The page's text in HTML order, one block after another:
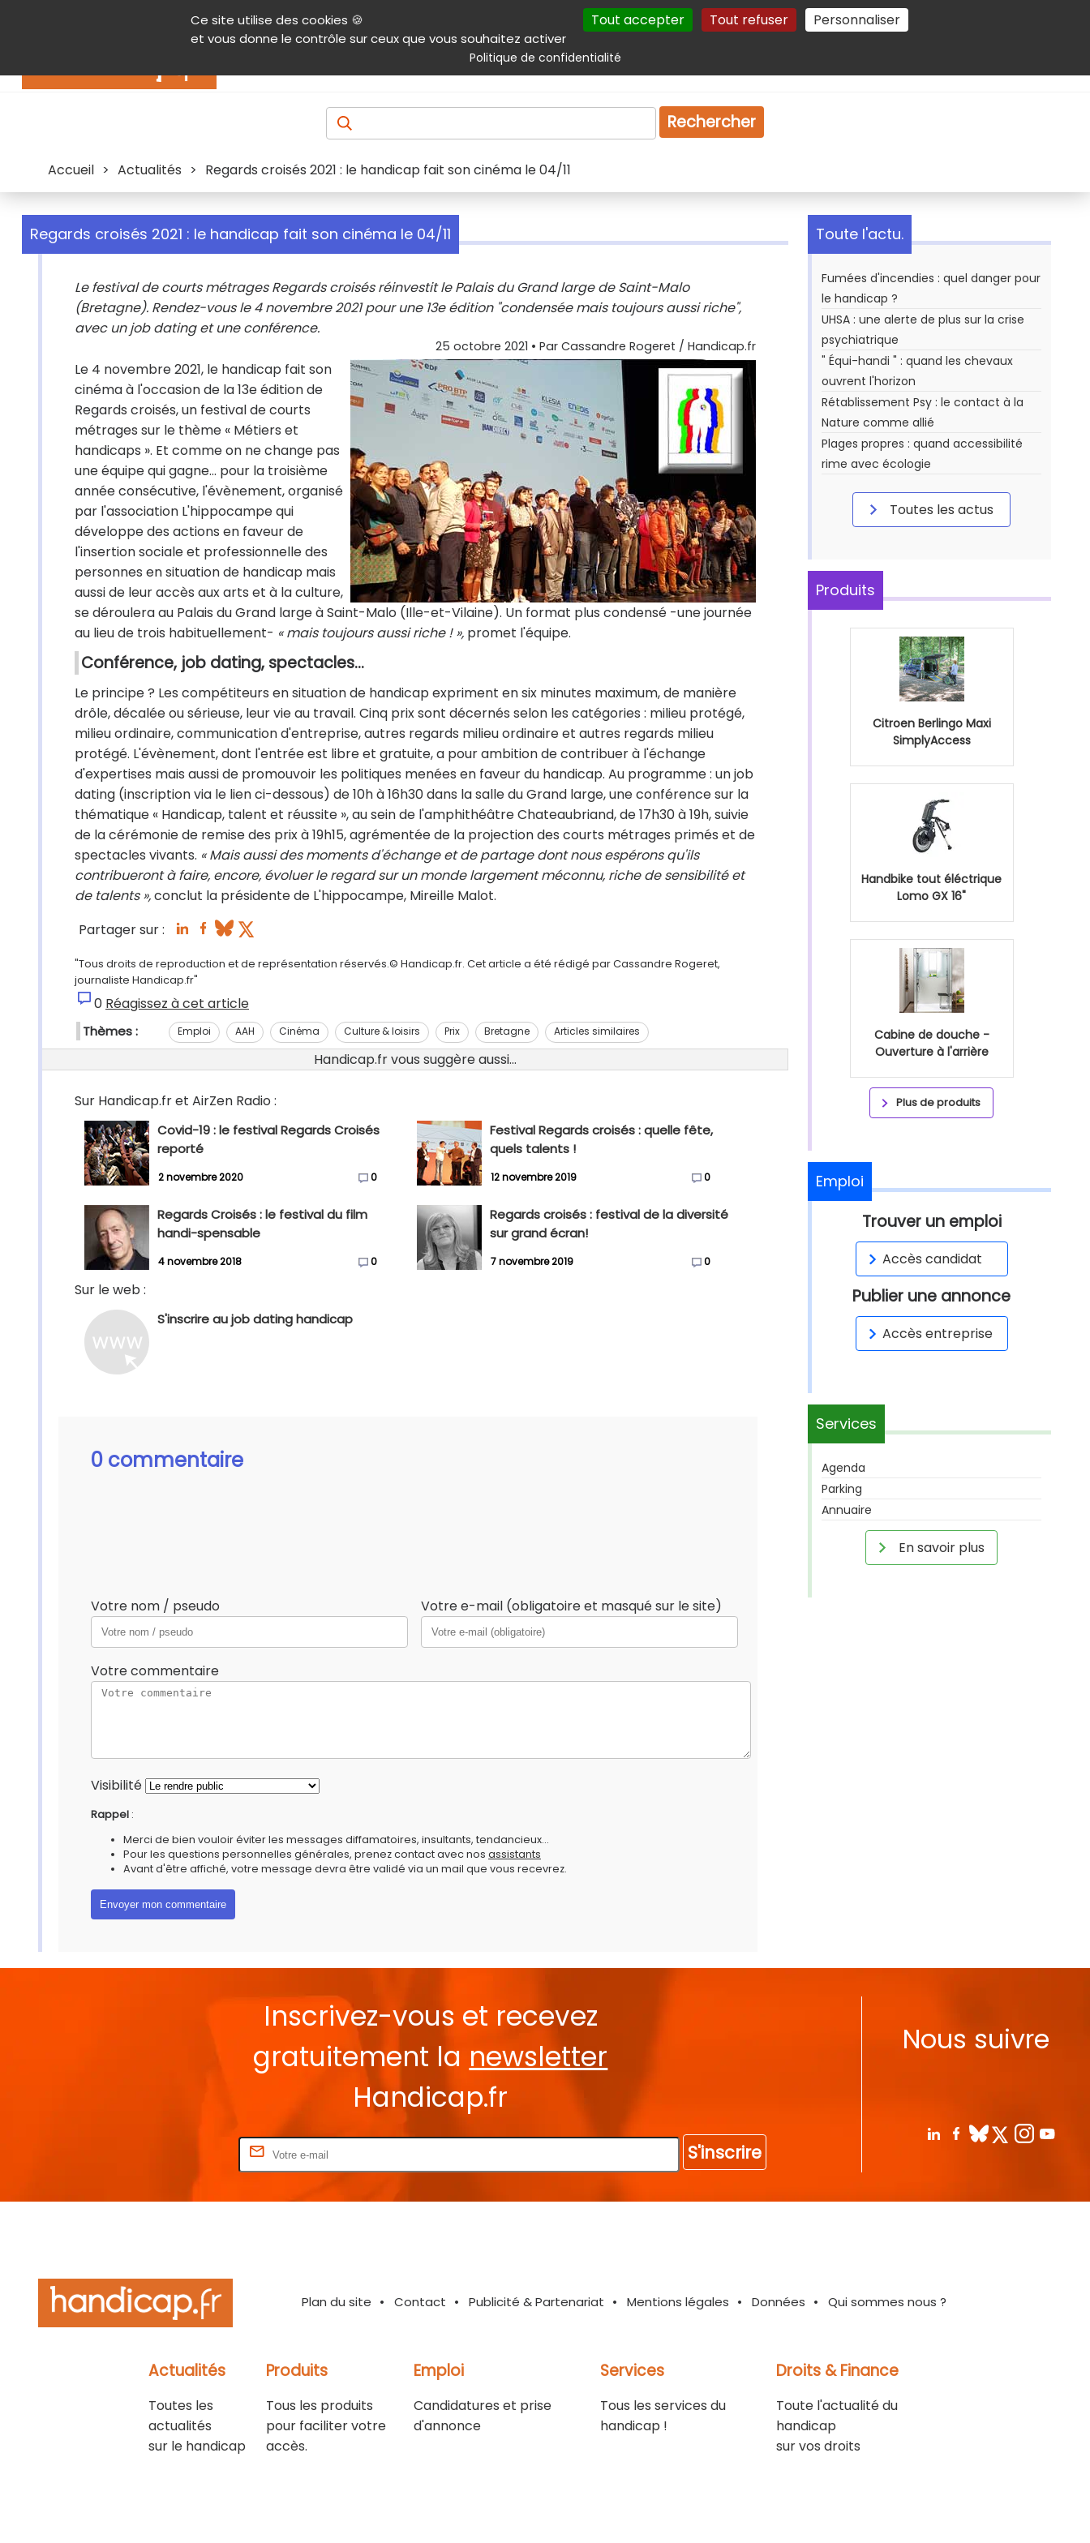
Ce site utilise des cookies 🍪
et vous donne le contrôle sur ceux que vous souhaitez activer
Tout accepter Tout refuser Personnaliser
Politique de confidentialité
Contenu Aide et accessibilité Menu principal Autres services Plan du site Gestion des cookies
Produits & services Emploi Droit
Rechercher
Accueil > Actualités > Regards croisés 2021 : le handicap fait son cinéma le 04/11
Regards croisés 2021 : le handicap fait son cinéma le 04/11
Le festival de courts métrages Regards croisés réinvestit le Palais du Grand large de Saint-Malo
(Bretagne). Rendez-vous le 4 novembre 2021 pour une 13e édition "condensée mais toujours aussi riche",
avec un job dating et une conférence.
25 octobre 2021 • Par Cassandre Rogeret / Handicap.fr
Le 4 novembre 2021, le handicap fait son
cinéma à l'occasion de la 13e édition de
Regards croisés, un festival de courts
métrages sur le thème « Métiers et
handicaps ». Et comme on ne change pas
une équipe qui gagne... pour la troisième
année consécutive, l'évènement, organisé
par l'association L'hippocampe qui
développe des actions en faveur de
l'insertion sociale et professionnelle des
personnes en situation de handicap mais
aussi de leur accès aux arts et à la culture,
se déroulera au Palais du Grand large à Saint-Malo (Ille-et-Vilaine). Un format plus condensé -une journée
au lieu de trois habituellement- « mais toujours aussi riche ! », promet l'équipe.
Conférence, job dating, spectacles...
Le principe ? Les compétiteurs en situation de handicap expriment en six minutes maximum, de manière
drôle, décalée ou sérieuse, leur vie au travail. Cinq prix sont décernés selon les catégories : milieu protégé,
milieu ordinaire, communication d'entreprise, autres regards milieu ordinaire et autres regards milieu
protégé. L'évènement, dont l'entrée est libre et gratuite, a pour ambition de contribuer à l'échange
d'expertises mais aussi de promouvoir les politiques menées en faveur du handicap. Au programme : un job
dating (inscription via le lien ci-dessous) de 10h à 16h30 dans la salle du Grand large, une conférence sur la
thématique « Handicap, talent et réussite », au sein de l'amphithéâtre Chateaubriand, de 17h30 à 19h, suivie
de la cérémonie de remise des prix à 19h15, agrémentée de la projection des courts métrages primés et de
spectacles vivants. « Mais aussi des moments d'échange et de partage dont nous espérons qu'ils
contribueront à faire, encore, évoluer le regard sur un monde largement méconnu, riche de sensibilité et
de talents »,conclut la présidente de L'hippocampe, Mireille Malot.
Partager sur :
"Tous droits de reproduction et de représentation réservés.© Handicap.fr. Cet article a été rédigé par Cassandre Rogeret,
journaliste Handicap.fr"
0 Réagissez à cet article
Thèmes : Emploi AAH Cinéma Culture & loisirs Prix Bretagne Articles similaires
Handicap.fr vous suggère aussi...
Sur Handicap.fr et AirZen Radio :
Covid-19 : le festival Regards Croisés
reporté
2 novembre 2020 0
Festival Regards croisés : quelle fête,
quels talents !
12 novembre 2019 0
Regards Croisés : le festival du film
handi-spensable
4 novembre 2018 0
Regards croisés : festival de la diversité
sur grand écran!
7 novembre 2019 0
Sur le web :
S'inscrire au job dating handicap
0 commentaire
Votre nom / pseudo Votre e-mail (obligatoire et masqué sur le site)
Votre commentaire
Visibilité
Rappel :
Merci de bien vouloir éviter les messages diffamatoires, insultants, tendancieux...
Pour les questions personnelles générales, prenez contact avec nos assistants
Avant d'être affiché, votre message devra être validé via un mail que vous recevrez.
Toute l'actu.
Fumées d'incendies : quel danger pour
le handicap ?
UHSA : une alerte de plus sur la crise
psychiatrique
" Équi-handi " : quand les chevaux
ouvrent l'horizon
Rétablissement Psy : le contact à la
Nature comme allié
Plages propres : quand accessibilité
rime avec écologie
Toutes les actus
Produits
Citroen Berlingo Maxi
SimplyAccess
Handbike tout éléctrique
Lomo GX 16"
Cabine de douche -
Ouverture à l'arrière
Plus de produits
Emploi
Trouver un emploi
Accès candidat
Publier une annonce
Accès entreprise
Services
Agenda
Parking
Annuaire
En savoir plus
Inscrivez-vous et recevez
gratuitement la newsletter
Handicap.fr
S'inscrire
Nous suivre
Plan du site Contact Publicité & Partenariat Mentions légales Données Qui sommes nous ?
Actualités
Toutes les
actualités
sur le handicap
Produits
Tous les produits
pour faciliter votre
accès.
Emploi
Candidatures et prise
d'annonce
Services
Tous les services du
handicap !
Droits & Finance
Toute l'actualité du
handicap
sur vos droits